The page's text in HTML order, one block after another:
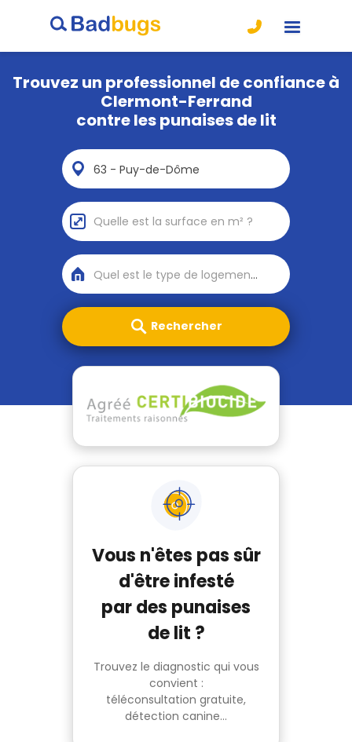
Trouvez un professionnel de confiance à
Clermont-Ferrand
contre les punaises de lit
63 - Puy-de-Dôme
Quel est le type de logement ?
Rechercher
Vous n'êtes pas sûr
d'être infesté
par des punaises
de lit ?
Trouvez le diagnostic qui vous
convient :
téléconsultation gratuite,
détection canine...